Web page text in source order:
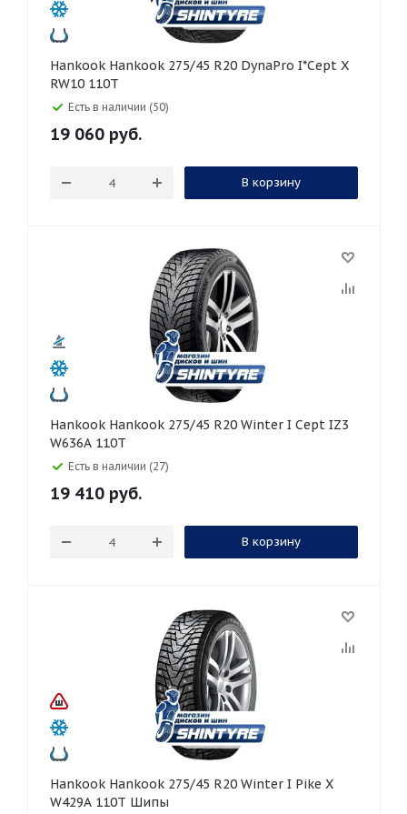
Hankook Hankook 275/45 R20 DynaPro I*Cept X
RW10 110T
Есть в наличии (50)
19 060 руб.
В корзину
Hankook Hankook 275/45 R20 Winter I Cept IZ3
W636A 110T
Есть в наличии (27)
19 410 руб.
В корзину
Hankook Hankook 275/45 R20 Winter I Pike X
W429A 110T Шипы